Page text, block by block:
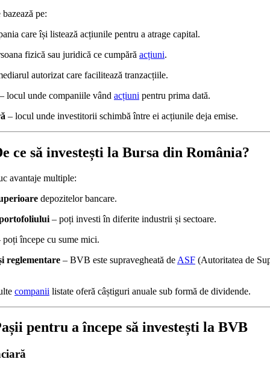
pe:
care își listează acțiunile pentru a atrage capital.
fizică sau juridică ce cumpără acțiuni.
autorizat care facilitează tranzacțiile.
locul unde companiile vând acțiuni pentru prima dată.
– locul unde investitorii schimbă între ei acțiunile deja emise.
ce să investești la Bursa din România?
avantaje multiple:
depozitelor bancare.
– poți investi în diferite industrii și sectoare.
începe cu sume mici.
reglementare – BVB este supravegheată de ASF (Autoritatea de
companii listate oferă câștiguri anuale sub formă de dividende.
pentru a începe să investești la BVB